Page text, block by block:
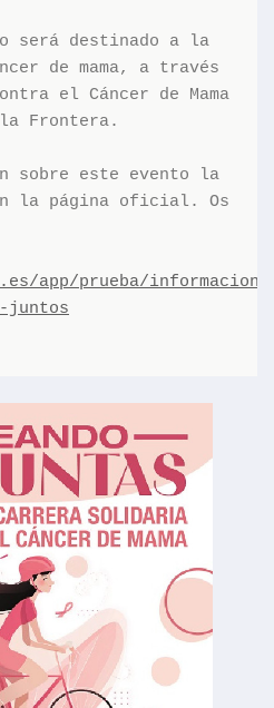
será destinado a la
de mama, a través
el Cáncer de Mama
Frontera.
sobre este evento la
la página oficial. Os
app/prueba/informacion/
juntos